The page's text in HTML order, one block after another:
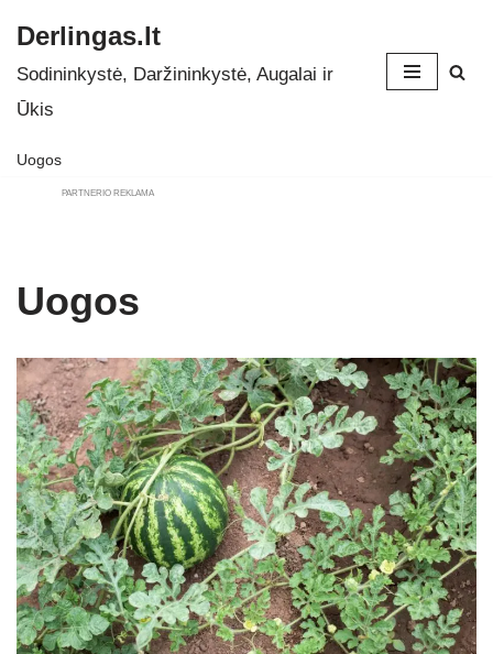
Skip
to
Derlingas.lt
Sodininkystė, Daržininkystė, Augalai ir
Ūkis
Uogos
PARTNERIO REKLAMA
Uogos